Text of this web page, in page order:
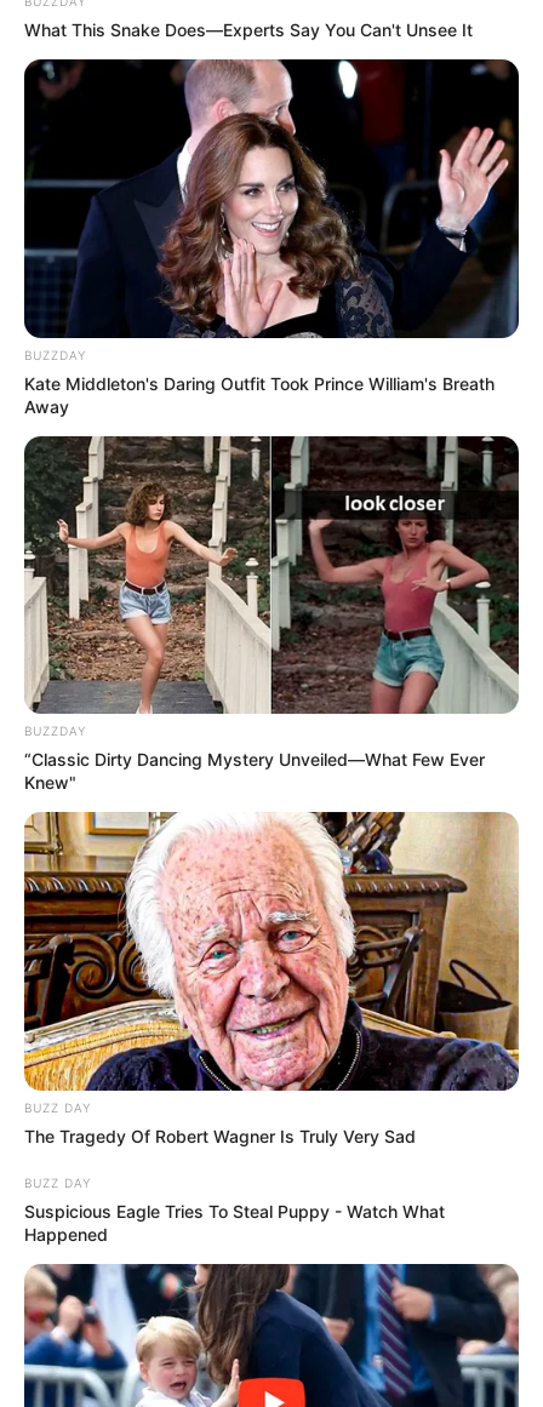
9. Porta pano de prato de feltro
Mais uma ideia pra dar um charme único à sua
cozinha. Este utensílio de feltro deixa a cozinha
mais divertida.
Aprenda como fazer esse modeloaqui
10. Fruteiras com caixotes de feira
Caixotes de feira são uma mão cheia para os
artesãos! Fáceis de se conseguir em feiras,
sacolões e supermercados, empilhando alguns e
acrescentando rodinhas você consegue uma
fruteira nova!
What This Snake Does—Experts Say You Can't Unsee It
BUZZDAY
Kate Middleton's Daring Outfit Took Prince William's Breath
Away
BUZZDAY
“Classic Dirty Dancing Mystery Unveiled—What Few Ever
Knew"
BUZZ DAY
The Tragedy Of Robert Wagner Is Truly Very Sad
BUZZ DAY
Suspicious Eagle Tries To Steal Puppy - Watch What
Happened